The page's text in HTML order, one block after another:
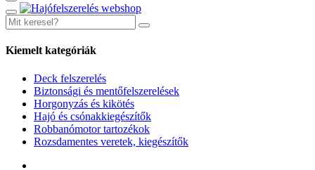
Kiemelt kategóriák
Deck felszerelés
Biztonsági és mentőfelszerelések
Horgonyzás és kikötés
Hajó és csónakkiegészítők
Robbanómotor tartozékok
Rozsdamentes veretek, kiegészítők